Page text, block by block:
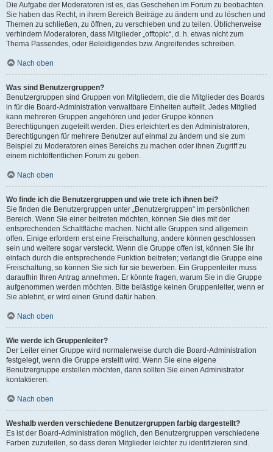
Die Aufgabe der Moderatoren ist es, das Geschehen im Forum zu beobachten.
Sie haben das Recht, in ihrem Bereich Beiträge zu ändern und zu löschen und
Themen zu schließen, zu öffnen, zu verschieben und zu teilen. Üblicherweise
verhindern Moderatoren, dass Mitglieder „offtopic“, d. h. etwas nicht zum
Thema Passendes, oder Beleidigendes bzw. Angreifendes schreiben.
Nach oben
Was sind Benutzergruppen?
Benutzergruppen sind Gruppen von Mitgliedern, die die Mitglieder des Boards
in für die Board-Administration verwaltbare Einheiten aufteilt. Jedes Mitglied
kann mehreren Gruppen angehören und jeder Gruppe können
Berechtigungen zugeteilt werden. Dies erleichtert es den Administratoren,
Berechtigungen für mehrere Benutzer auf einmal zu ändern und sie zum
Beispiel zu Moderatoren eines Bereichs zu machen oder ihnen Zugriff zu
einem nichtöffentlichen Forum zu geben.
Nach oben
Wo finde ich die Benutzergruppen und wie trete ich ihnen bei?
Sie finden die Benutzergruppen unter „Benutzergruppen“ im persönlichen
Bereich. Wenn Sie einer beitreten möchten, können Sie dies mit der
entsprechenden Schaltfläche machen. Nicht alle Gruppen sind allgemein
offen. Einige erfordern erst eine Freischaltung, andere können geschlossen
sein und weitere sogar versteckt. Wenn die Gruppe offen ist, können Sie ihr
einfach durch die entsprechende Funktion beitreten; verlangt die Gruppe eine
Freischaltung, so können Sie sich für sie bewerben. Ein Gruppenleiter muss
daraufhin Ihren Antrag annehmen. Er könnte fragen, warum Sie in die Gruppe
aufgenommen werden möchten. Bitte belästige keinen Gruppenleiter, wenn er
Sie ablehnt, er wird einen Grund dafür haben.
Nach oben
Wie werde ich Gruppenleiter?
Der Leiter einer Gruppe wird normalerweise durch die Board-Administration
festgelegt, wenn die Gruppe erstellt wird. Wenn Sie eine eigene
Benutzergruppe erstellen möchten, dann sollten Sie einen Administrator
kontaktieren.
Nach oben
Weshalb werden verschiedene Benutzergruppen farbig dargestellt?
Es ist der Board-Administration möglich, den Benutzergruppen verschiedene
Farben zuzuteilen, so dass deren Mitglieder leichter zu identifizieren sind.